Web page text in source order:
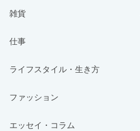
雑貨
仕事
ライフスタイル・生き方
ファッション
エッセイ・コラム